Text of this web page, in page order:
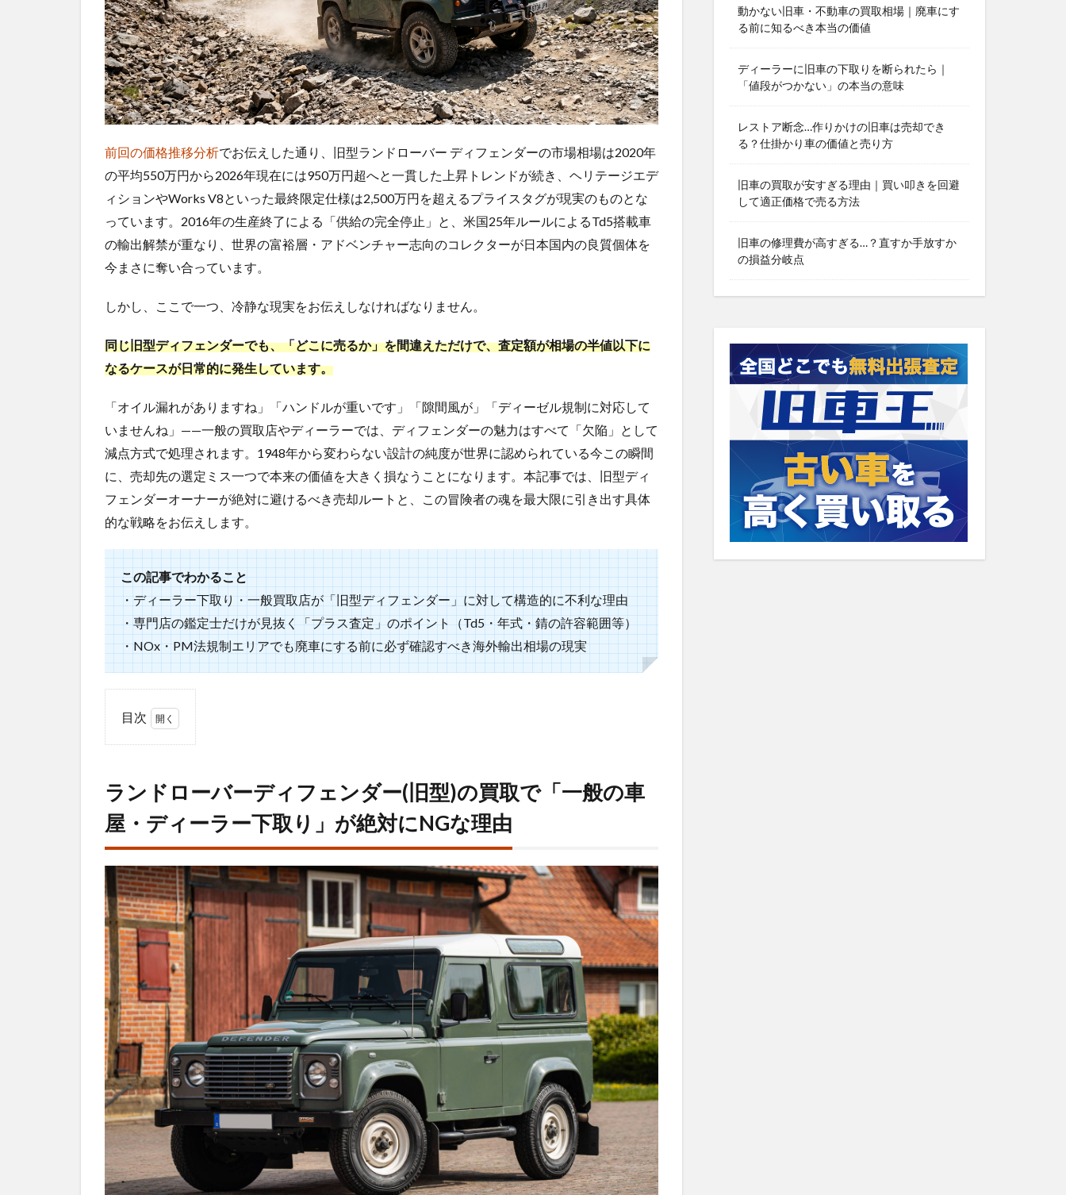
前回の価格推移分析でお伝えした通り、旧型ランドローバー ディフェンダーの市場相場は2020年
の平均550万円から2026年現在には950万円超へと一貫した上昇トレンドが続き、ヘリテージエデ
ィションやWorks V8といった最終限定仕様は2,500万円を超えるプライスタグが現実のものとな
っています。2016年の生産終了による「供給の完全停止」と、米国25年ルールによるTd5搭載車
の輸出解禁が重なり、世界の富裕層・アドベンチャー志向のコレクターが日本国内の良質個体を
今まさに奪い合っています。
しかし、ここで一つ、冷静な現実をお伝えしなければなりません。
同じ旧型ディフェンダーでも、「どこに売るか」を間違えただけで、査定額が相場の半値以下に
なるケースが日常的に発生しています。
「オイル漏れがありますね」「ハンドルが重いです」「隙間風が」「ディーゼル規制に対応して
いませんね」——一般の買取店やディーラーでは、ディフェンダーの魅力はすべて「欠陥」として
減点方式で処理されます。1948年から変わらない設計の純度が世界に認められている今この瞬間
に、売却先の選定ミス一つで本来の価値を大きく損なうことになります。本記事では、旧型ディ
フェンダーオーナーが絶対に避けるべき売却ルートと、この冒険者の魂を最大限に引き出す具体
的な戦略をお伝えします。
この記事でわかること
・ディーラー下取り・一般買取店が「旧型ディフェンダー」に対して構造的に不利な理由
・専門店の鑑定士だけが見抜く「プラス査定」のポイント（Td5・年式・錆の許容範囲等）
・NOx・PM法規制エリアでも廃車にする前に必ず確認すべき海外輸出相場の現実
目次
ーバ
ィフ
(旧
型)
の買
取で
「一
般の
車
屋・
ディ
ーラ
ー下
取
り」
が絶
対に
NG
1.1
ランドローバーディフェンダー(旧型)の買取で「一般の車
屋・ディーラー下取り」が絶対にNGな理由
動かない旧車・不動車の買取相場｜廃車にす
る前に知るべき本当の価値
ディーラーに旧車の下取りを断られたら｜
「値段がつかない」の本当の意味
レストア断念…作りかけの旧車は売却でき
る？仕掛かり車の価値と売り方
旧車の買取が安すぎる理由｜買い叩きを回避
して適正価格で売る方法
旧車の修理費が高すぎる…？直すか手放すか
の損益分岐点